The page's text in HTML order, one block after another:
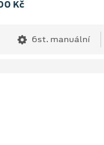
Kč
6st. manuální